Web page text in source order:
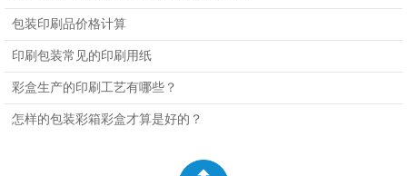
包装印刷品价格计算
印刷包装常见的印刷用纸
彩盒生产的印刷工艺有哪些？
怎样的包装彩箱彩盒才算是好的？